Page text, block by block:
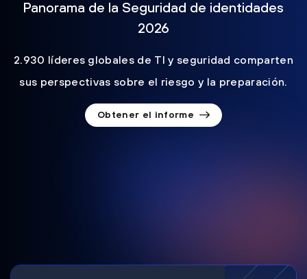
Panorama de la Seguridad de identidades
2026
2.930 líderes globales de TI y seguridad comparten
sus perspectivas sobre el riesgo y la preparación.
Obtener el informe